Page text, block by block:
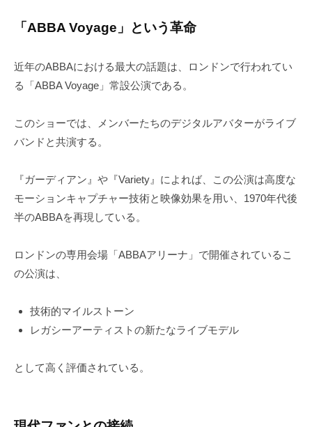
「ABBA Voyage」という革命
近年のABBAにおける最大の話題は、ロンドンで行われてい
る「ABBA Voyage」常設公演である。
このショーでは、メンバーたちのデジタルアバターがライブ
バンドと共演する。
『ガーディアン』や『Variety』によれば、この公演は高度な
モーションキャプチャー技術と映像効果を用い、1970年代後
半のABBAを再現している。
ロンドンの専用会場「ABBAアリーナ」で開催されているこ
の公演は、
技術的マイルストーン
レガシーアーティストの新たなライブモデル
として高く評価されている。